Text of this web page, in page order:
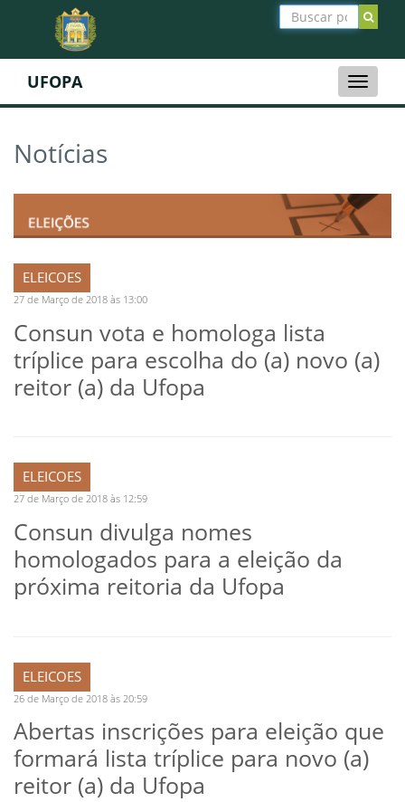
Toggle
UFOPA
Notícias
ELEICOES
27 de Março de 2018 às 13:00
Consun vota e homologa lista
tríplice para escolha do (a) novo (a)
reitor (a) da Ufopa
ELEICOES
27 de Março de 2018 às 12:59
Consun divulga nomes
homologados para a eleição da
próxima reitoria da Ufopa
ELEICOES
26 de Março de 2018 às 20:59
Abertas inscrições para eleição que
formará lista tríplice para novo (a)
reitor (a) da Ufopa